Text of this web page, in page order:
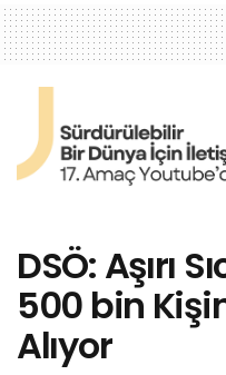
DSÖ: Aşırı
500 bin
Alıyor